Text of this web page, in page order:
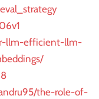
llm-efficient-llm-
the-role-of-